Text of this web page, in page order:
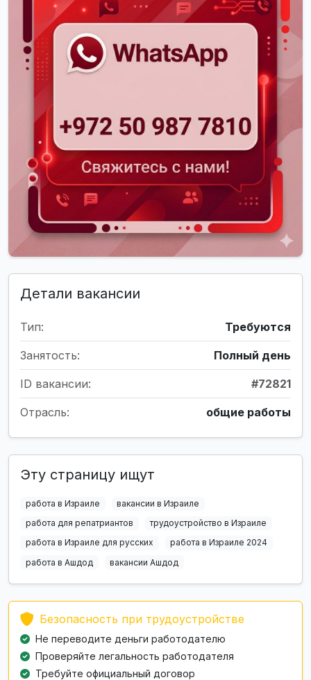
Детали вакансии
Тип: Требуются
Занятость: Полный день
ID вакансии: #72821
Отрасль: общие работы
Эту страницу ищут
работа в Израиле
вакансии в Израиле
работа для репатриантов
трудоустройство в Израиле
работа в Израиле для русских
работа в Израиле 2024
работа в Ашдод
вакансии Ашдод
Безопасность при трудоустройстве
Не переводите деньги работодателю
Проверяйте легальность работодателя
Требуйте официальный договор